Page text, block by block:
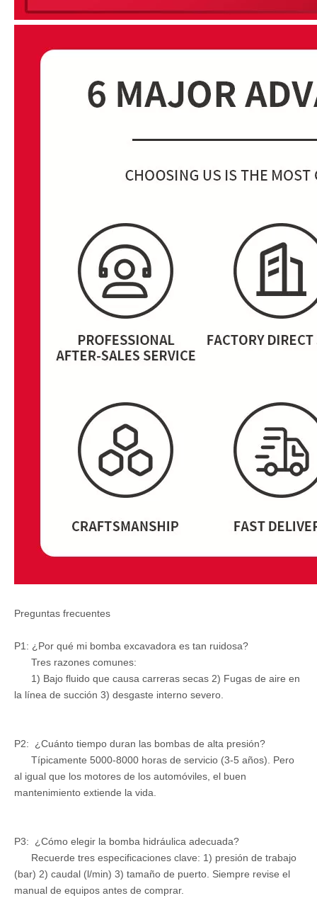
Preguntas frecuentes
P1: ¿Por qué mi bomba excavadora es tan ruidosa?
Tres razones comunes:
1) Bajo fluido que causa carreras secas 2) Fugas de aire en
la línea de succión 3) desgaste interno severo.
P2: ¿Cuánto tiempo duran las bombas de alta presión?
Típicamente 5000-8000 horas de servicio (3-5 años). Pero
al igual que los motores de los automóviles, el buen
mantenimiento extiende la vida.
P3: ¿Cómo elegir la bomba hidráulica adecuada?
Recuerde tres especificaciones clave: 1) presión de trabajo
(bar) 2) caudal (l/min) 3) tamaño de puerto. Siempre revise el
manual de equipos antes de comprar.